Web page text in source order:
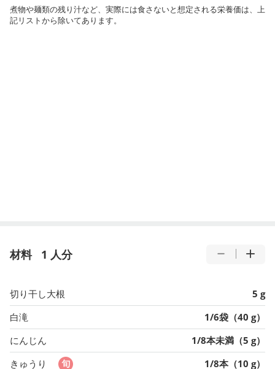
煮物や麺類の残り汁など、実際には食さないと想定される栄養価は、上
記リストから除いてあります。
材料 1 人分
切り干し大根
5 g
白滝
1/6袋（40 g）
にんじん
1/8本未満（5 g）
きゅうり
1/8本（10 g）